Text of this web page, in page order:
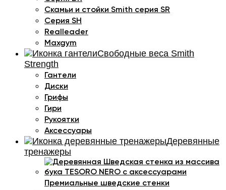
Скамьи и стойки Smith серия SR
Серия SH
Realleader
Maxgym
Свободные веса Smith
Strength
Гантели
Диски
Грифы
Гири
Рукоятки
Аксессуары
Деревянные
тренажеры
Премиальные шведские стенки